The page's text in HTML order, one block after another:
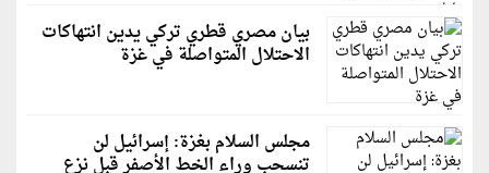
بيان مصري قطري تركي يدين انتهاكات
الاحتلال المتواصلة في غزة
مجلس السلام بغزة: إسرائيل لن
تنسحب وراء الخط الأصفر قبل نزع